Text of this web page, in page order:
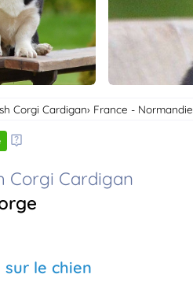
Corgi Cardigan France - Normandie
Corgi Cardigan
le chien